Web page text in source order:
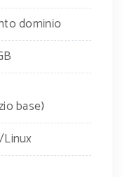
dominio
base)